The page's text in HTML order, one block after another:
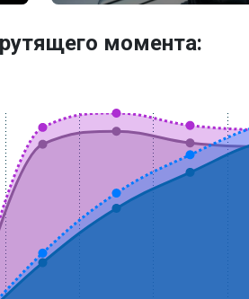
момента: